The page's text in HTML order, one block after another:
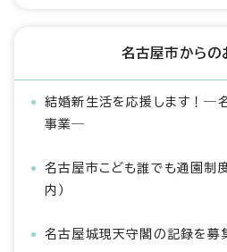
名古屋市からの
結婚新生活を応援します！―
事業―
名古屋市こども誰でも通園制
内）
名古屋城現天守閣の記録を募